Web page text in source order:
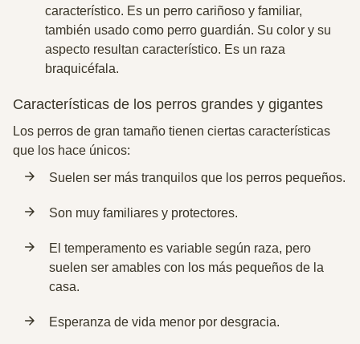
característico. Es un perro cariñoso y familiar,
también usado como perro guardián. Su color y su
aspecto resultan característico. Es un raza
braquicéfala.
Características de los perros grandes y gigantes
Los perros de gran tamaño tienen ciertas características
que los hace únicos:
Suelen ser más tranquilos que los perros pequeños.
Son muy familiares y protectores.
El temperamento es variable según raza, pero
suelen ser amables con los más pequeños de la
casa.
Esperanza de vida menor por desgracia.